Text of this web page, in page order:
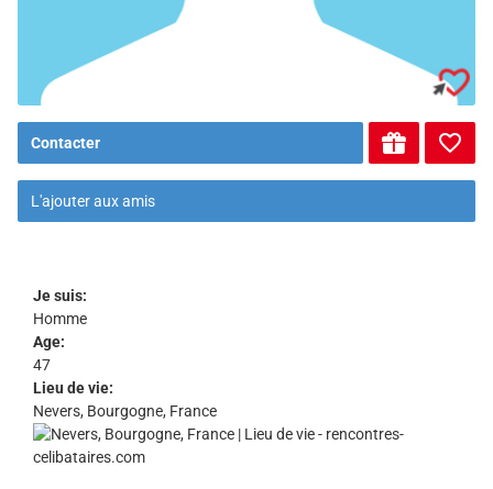
Contacter
L'ajouter aux amis
Je suis:
Homme
Age:
47
Lieu de vie:
Nevers, Bourgogne, France